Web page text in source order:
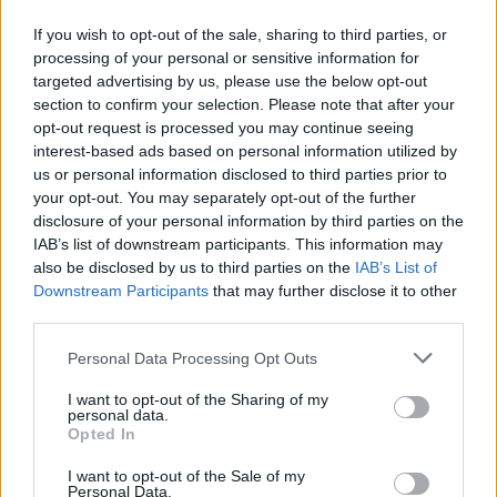
If you wish to opt-out of the sale, sharing to third parties, or
processing of your personal or sensitive information for
targeted advertising by us, please use the below opt-out
section to confirm your selection. Please note that after your
opt-out request is processed you may continue seeing
interest-based ads based on personal information utilized by
us or personal information disclosed to third parties prior to
your opt-out. You may separately opt-out of the further
disclosure of your personal information by third parties on the
IAB’s list of downstream participants. This information may
also be disclosed by us to third parties on the IAB’s List of
Downstream Participants that may further disclose it to other
Please note that this website/app uses one or more Google
not limited to your visit or usage behaviour. You may click to
grant or deny consent to Google and its third-party tags to
use your data for below specified purposes in below Google
consent section.
Personal Data Processing Opt Outs
I want to opt-out of the Sharing of my
personal data.
Opted In
I want to opt-out of the Sale of my
Personal Data.
Hundred Sins a STRAND Fesztivál
nagyszínpadán mutatja be először
vadonatúj show-ját